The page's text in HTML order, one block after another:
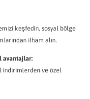
keşfedin, sosyal bölge
ilham alın.
avantajlar:
indirimlerden ve özel